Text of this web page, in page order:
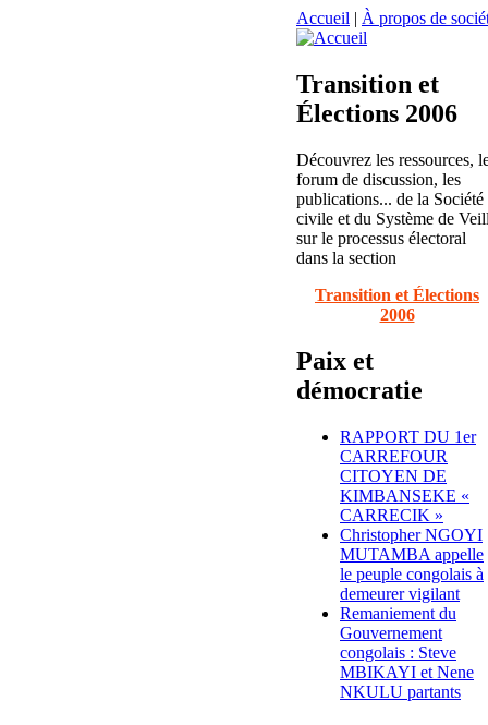
Accueil | À propos de
Transition et
Élections 2006
Découvrez les ressources,
forum de discussion, les
publications... de la Société
civile et du Système de
sur le processus électoral
dans la section
Transition et Élections
2006
Paix et
démocratie
RAPPORT DU 1er
CARREFOUR
CITOYEN DE
KIMBANSEKE «
CARRECIK »
Christopher NGOYI
MUTAMBA appelle
le peuple congolais à
demeurer vigilant
Remaniement du
Gouvernement
congolais : Steve
MBIKAYI et Nene
NKULU partants